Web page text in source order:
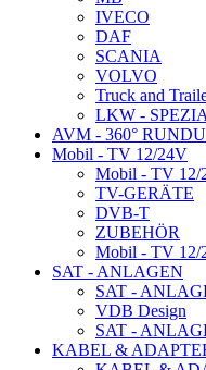
IVECO
DAF
SCANIA
VOLVO
Truck and
LKW -
AVM - 360°
Mobil - TV 12/24V
Mobil - TV 12/
TV-GERÄTE
DVB-T
ZUBEHÖR
Mobil - TV 12/
SAT - ANLAGEN
SAT -
VDB Design
SAT -
KABEL &